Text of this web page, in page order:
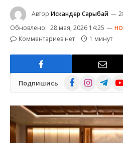
Автор Искандер Сарыбай
Обновлено: 28 мая, 2026 14:25
Комментариев нет 1 минут
Подпишись FacebookInstagram